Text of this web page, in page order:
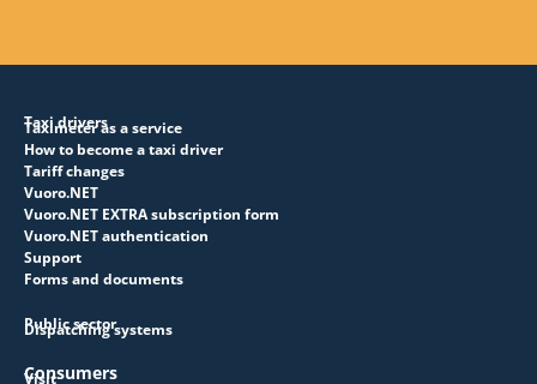
Taxi drivers
Taximeter as a service
How to become a taxi driver
Tariff changes
Vuoro.NET
Vuoro.NET EXTRA subscription form
Vuoro.NET authentication
Support
Forms and documents
Public sector
Dispatching systems
Consumers
Visit